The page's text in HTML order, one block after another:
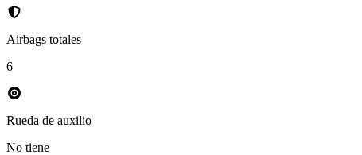
Airbags totales
6
Rueda de auxilio
No tiene